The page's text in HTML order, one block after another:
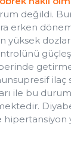
değildi.
erken
yüksek
ilaç
ile bu